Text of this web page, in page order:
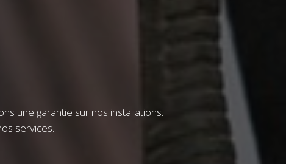
une garantie sur nos installations.
services.